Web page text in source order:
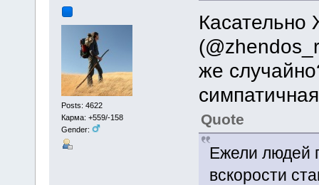
Posts: 4622
Карма: +559/-158
Gender:
же
Quote
Ежели людей
вскорости